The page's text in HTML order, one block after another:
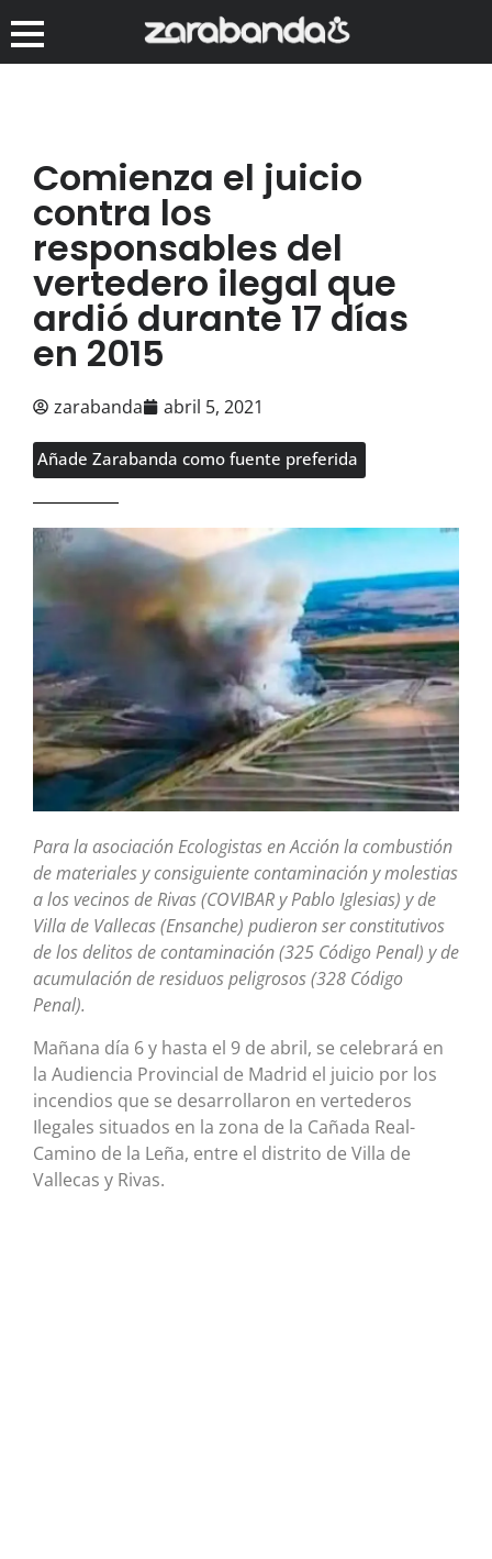
Comienza el juicio
contra los
responsables del
vertedero ilegal que
ardió durante 17 días
en 2015
zarabanda abril 5, 2021
Añade Zarabanda como fuente preferida
Para la asociación Ecologistas en Acción la combustión
de materiales y consiguiente contaminación y molestias
a los vecinos de Rivas (COVIBAR y Pablo Iglesias) y de
Villa de Vallecas (Ensanche) pudieron ser constitutivos
de los delitos de contaminación (325 Código Penal) y de
acumulación de residuos peligrosos (328 Código
Penal).
Mañana día 6 y hasta el 9 de abril, se celebrará en
la Audiencia Provincial de Madrid el juicio por los
incendios que se desarrollaron en vertederos
Ilegales situados en la zona de la Cañada Real-
Camino de la Leña, entre el distrito de Villa de
Vallecas y Rivas.